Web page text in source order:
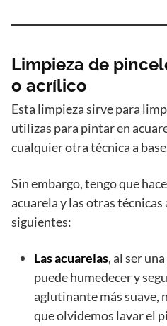
Limpieza de
o acrílico
Esta limpieza sirve para
utilizas para pintar en
cualquier otra técnica a base
Sin embargo, tengo que
acuarela y las otras técnicas
siguientes:
Las acuarelas, al ser
puede humedecer y
aglutinante más suave,
que olvidemos lavar el